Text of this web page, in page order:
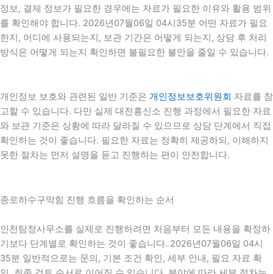
정보, 결제 정보가 필요한 경우에는 자료가 필요한 이유와 활용 범위
를 확인해야 합니다. 2026년07월06일 04시35분 어떤 자료가 필요
한지, 어디에 사용되는지, 보관 기간은 어떻게 되는지, 상담 후 처리
방식은 어떻게 되는지 확인하면 불필요한 불안을 줄일 수 있습니다.
개인정보 보호와 관련된 일반 기준은 개인정보보호위원회 자료를 참
고할 수 있습니다. 다만 실제 대전흥신소 진행 과정에서 필요한 자료
와 보관 기준은 상황에 따라 달라질 수 있으므로 상담 단계에서 직접
확인하는 것이 좋습니다. 필요한 자료는 정확히 제공하되, 이해하지
못한 절차는 먼저 설명을 듣고 진행하는 편이 안전합니다.
종로하수구막힘 진행 흐름을 확인하는 순서
인천탐정사무소를 실제로 진행하려면 처음부터 모든 내용을 확정하
기보다 단계별로 확인하는 것이 좋습니다. 2026년07월06일 04시
35분 일반적으로는 문의, 기본 조건 확인, 세부 안내, 필요 자료 확